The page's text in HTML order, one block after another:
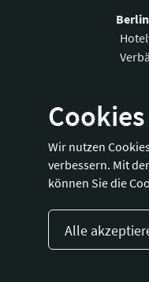
Cookies
Wir nutzen
verbessern. Mit
können Sie die
Alle
Berlin
©